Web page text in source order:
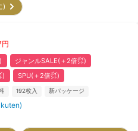
)
円
ジャンルSALE(＋2倍㌽)
)
SPU(＋2倍㌽)
192枚入 新パッケージ